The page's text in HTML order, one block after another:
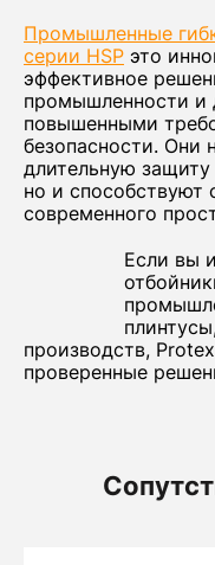
Промышленные
серии HSP это
эффективное
промышленности и
повышенными
безопасности. Они
длительную
но и способствуют
современного
Если вы
производств,
проверенные